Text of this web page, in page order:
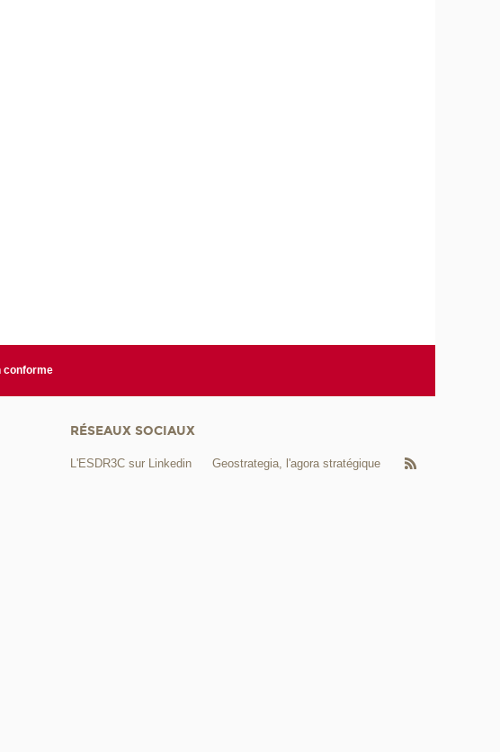
conforme
RÉSEAUX SOCIAUX
L'ESDR3C sur Linkedin Geostrategia, l'agora stratégique